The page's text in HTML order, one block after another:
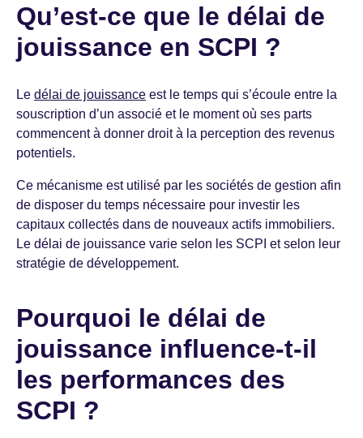
Qu’est-ce que le délai de
jouissance en SCPI ?
Le délai de jouissance est le temps qui s’écoule entre la
souscription d’un associé et le moment où ses parts
commencent à donner droit à la perception des revenus
potentiels.
Ce mécanisme est utilisé par les sociétés de gestion afin
de disposer du temps nécessaire pour investir les
capitaux collectés dans de nouveaux actifs immobiliers.
Le délai de jouissance varie selon les SCPI et selon leur
stratégie de développement.
Pourquoi le délai de
jouissance influence-t-il
les performances des
SCPI ?